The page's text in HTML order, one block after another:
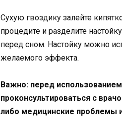
Сухую гвоздику залейте
процедите и разделите
перед сном. Настойку можно
желаемого эффекта.
Важно: перед
проконсультироваться с
либо медицинские проблемы